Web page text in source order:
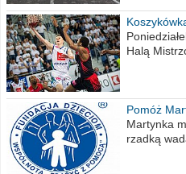
Halą
Pomóż
Martynka
rzadką